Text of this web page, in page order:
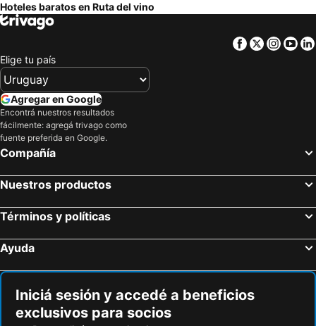
Hoteles baratos en Ruta del vino
Facebook
Twitter
Elige tu país
Agregar en Google
Encontrá nuestros resultados
fácilmente: agregá trivago como
fuente preferida en Google.
Compañía
Nuestros productos
Términos y políticas
Ayuda
Iniciá sesión y accedé a beneficios
exclusivos para socios